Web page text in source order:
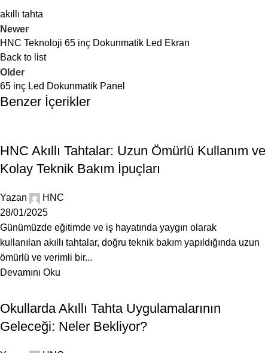
akıllı tahta
Newer
HNC Teknoloji 65 inç Dokunmatik Led Ekran
Back to list
Older
65 inç Led Dokunmatik Panel
Benzer İçerikler
HNC Akıllı Tahtalar: Uzun Ömürlü Kullanım ve
Kolay Teknik Bakım İpuçları
Yazan
HNC
28/01/2025
Günümüzde eğitimde ve iş hayatında yaygın olarak
kullanılan akıllı tahtalar, doğru teknik bakım yapıldığında uzun
ömürlü ve verimli bir...
Devamını Oku
Okullarda Akıllı Tahta Uygulamalarının
Geleceği: Neler Bekliyor?